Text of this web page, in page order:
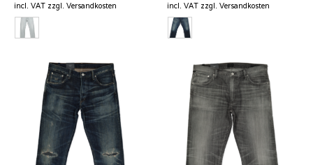
incl. VAT zzgl. Versandkosten incl. VAT zzgl. Versandkosten